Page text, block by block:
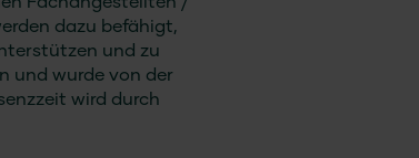
dazu befähigt,
und zu
und wurde von der
wird durch